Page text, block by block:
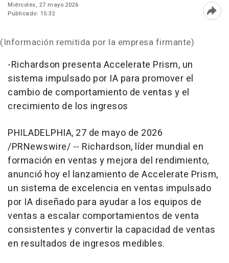
Miércoles, 27 mayo 2026
Publicado: 15:32
(Información remitida por la empresa firmante)
-Richardson presenta Accelerate Prism, un
sistema impulsado por IA para promover el
cambio de comportamiento de ventas y el
crecimiento de los ingresos
PHILADELPHIA, 27 de mayo de 2026
/PRNewswire/ -- Richardson, líder mundial en
formación en ventas y mejora del rendimiento,
anunció hoy el lanzamiento de Accelerate Prism,
un sistema de excelencia en ventas impulsado
por IA diseñado para ayudar a los equipos de
ventas a escalar comportamientos de venta
consistentes y convertir la capacidad de ventas
en resultados de ingresos medibles.